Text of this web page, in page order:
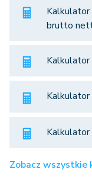
brutto
Kalkulator
Zobacz wszystkie